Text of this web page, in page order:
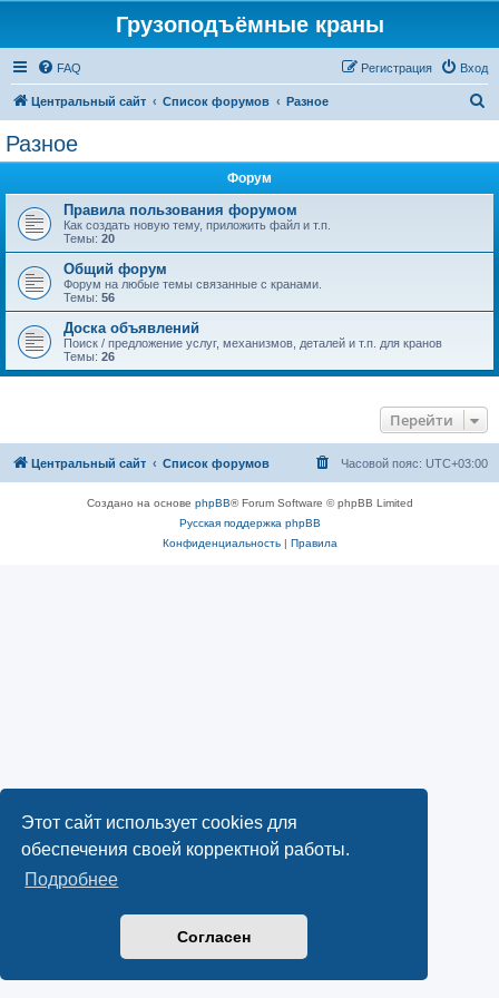
Этот сайт использует cookies для
обеспечения своей корректной работы.
Подробнее
Согласен
Грузоподъёмные краны
FAQ Вход
Регистрация
Центральный сайт Список форумов Разное
Разное
Форум
Правила пользования форумом
Как создать новую тему, приложить файл и т.п.
Темы: 20
Общий форум
Форум на любые темы связанные с кранами.
Темы: 56
Доска объявлений
Поиск / предложение услуг, механизмов, деталей и т.п. для кранов
Темы: 26
Перейти
Центральный сайт Список форумов Часовой пояс: UTC+03:00
Создано на основе phpBB® Forum Software © phpBB Limited
Русская поддержка phpBB
Конфиденциальность| Правила